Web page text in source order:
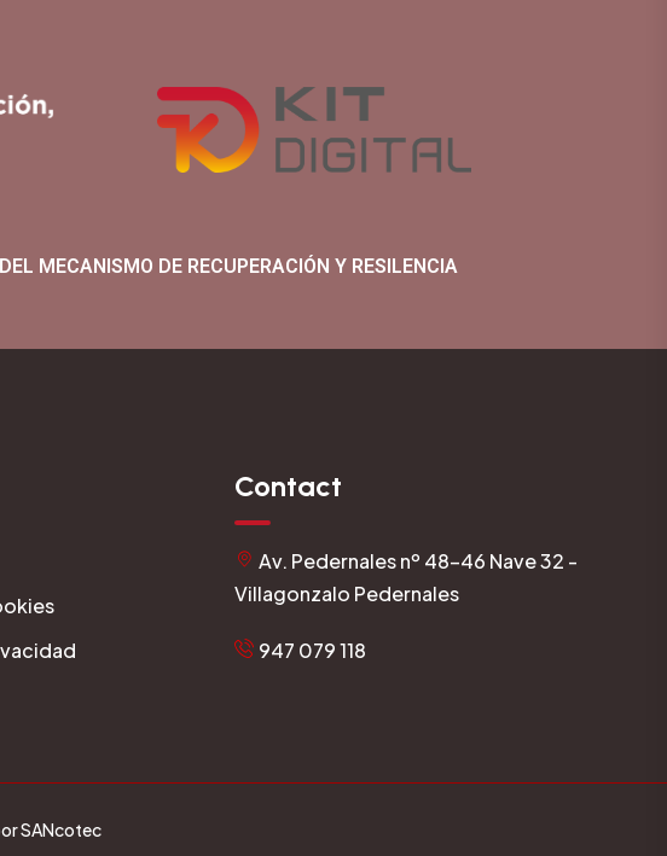
MECANISMO DE RECUPERACIÓN Y RESILENCIA
Contact
Av. Pedernales nº 48-46 Nave 32 -
Villagonzalo Pedernales
947 079 118
SANcotec